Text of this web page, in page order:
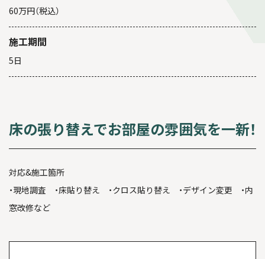
60万円（税込）
施工期間
5日
床の張り替えでお部屋の雰囲気を一新！
対応&施工箇所
・現地調査 ・床貼り替え ・クロス貼り替え ・デザイン変更 ・内
窓改修など